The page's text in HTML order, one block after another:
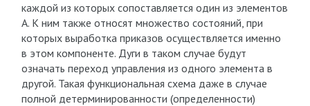
каждой из которых сопоставляется один из элементов
А. К ним также относят множество состояний, при
которых выработка приказов осуществляется именно
в этом компоненте. Дуги в таком случае будут
означать переход управления из одного элемента в
другой. Такая функциональная схема даже в случае
полной детерминированности (определенности)